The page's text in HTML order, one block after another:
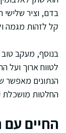
בדם, וציר
קל לזהות מגמה
בנוסף, מעקב טוב
לטווח ארוך ועל
הנתונים מאפשר
החלטות מושכלת
החיים עם